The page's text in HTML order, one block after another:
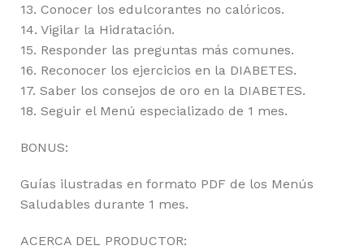
13. Conocer los edulcorantes no calóricos.
14. Vigilar la Hidratación.
15. Responder las preguntas más comunes.
16. Reconocer los ejercicios en la DIABETES.
17. Saber los consejos de oro en la DIABETES.
18. Seguir el Menú especializado de 1 mes.
BONUS:
Guías ilustradas en formato PDF de los Menús
Saludables durante 1 mes.
ACERCA DEL PRODUCTOR: